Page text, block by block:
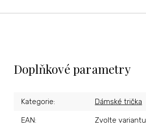
Doplňkové parametry
Kategorie: Dámské trička
EAN: Zvolte variantu